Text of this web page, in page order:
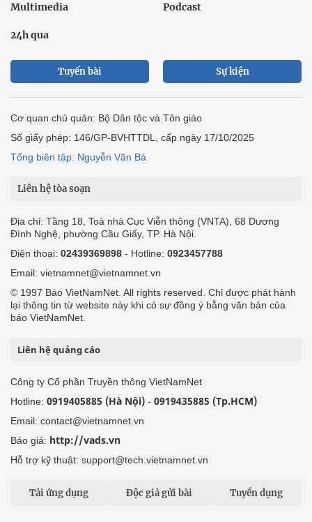
Multimedia Podcast
24h qua
Tuyến bài Sự kiện
Cơ quan chủ quản: Bộ Dân tộc và Tôn giáo
Số giấy phép: 146/GP-BVHTTDL, cấp ngày 17/10/2025
Tổng biên tập: Nguyễn Văn Bá
Liên hệ tòa soạn
Địa chỉ: Tầng 18, Toà nhà Cục Viễn thông (VNTA), 68 Dương
Đình Nghệ, phường Cầu Giấy, TP. Hà Nội.
Điện thoại: 02439369898 - Hotline: 0923457788
Email: vietnamnet@vietnamnet.vn
© 1997 Báo VietNamNet. All rights reserved. Chỉ được phát hành
lại thông tin từ website này khi có sự đồng ý bằng văn bản của
báo VietNamNet.
Liên hệ quảng cáo
Công ty Cổ phần Truyền thông VietNamNet
Hotline: 0919405885 (Hà Nội) - 0919435885 (Tp.HCM)
Email: contact@vietnamnet.vn
Báo giá: http://vads.vn
Hỗ trợ kỹ thuật: support@tech.vietnamnet.vn
Tải ứng dụng Độc giả gửi bài Tuyển dụng